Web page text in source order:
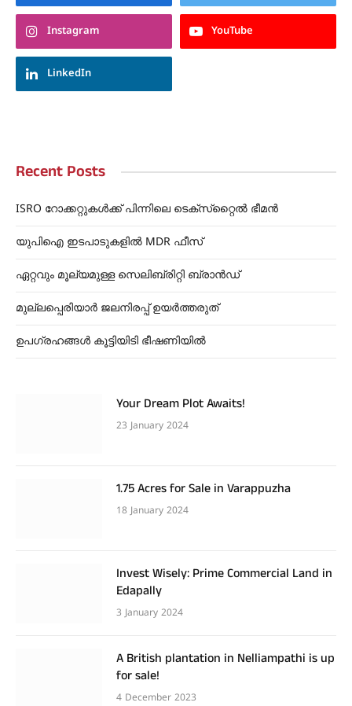
Instagram YouTube
LinkedIn
Recent Posts
ISRO റോക്കറ്റുകൾക്ക് പിന്നിലെ ടെക്‌സ്‌റ്റൈൽ ഭീമൻ
യുപിഐ ഇടപാടുകളിൽ MDR ഫീസ്
ഏറ്റവും മൂല്യമുള്ള സെലിബ്രിറ്റി ബ്രാൻഡ്
മുല്ലപ്പെരിയാർ ജലനിരപ്പ് ഉയർത്തരുത്
ഉപഗ്രഹങ്ങൾ കൂട്ടിയിടി ഭീഷണിയിൽ
Your Dream Plot Awaits!
23 January 2024
1.75 Acres for Sale in Varappuzha
18 January 2024
Invest Wisely: Prime Commercial Land in
Edapally
3 January 2024
A British plantation in Nelliampathi is up
for sale!
4 December 2023